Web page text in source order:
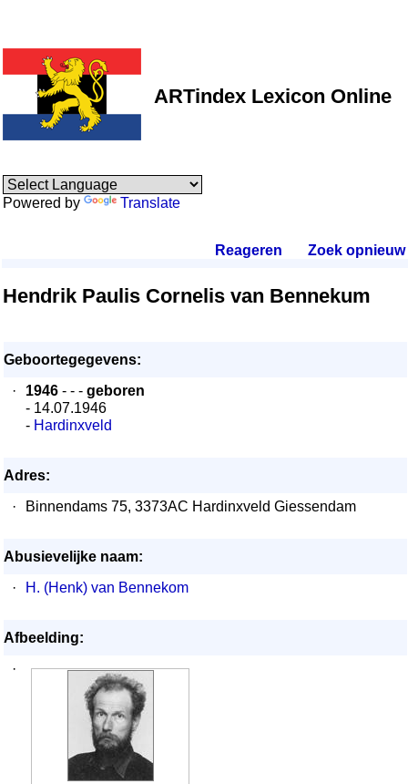
ARTindex Lexicon Online
Powered by Translate
Reageren Zoek opnieuw.
Hendrik Paulis Cornelis van Bennekum
Geboortegegevens:
·
1946 - - - geboren
- 14.07.1946
- Hardinxveld
Adres:
·
Binnendams 75, 3373AC Hardinxveld Giessendam
Abusievelijke naam:
·
H. (Henk) van Bennekom
Afbeelding:
·